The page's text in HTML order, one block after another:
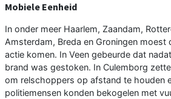
Mobiele Eenheid
In onder meer Haarlem, Zaandam,
Amsterdam, Breda en Groningen moest
actie komen. In Veen gebeurde dat
brand was gestoken. In Culemborg
om relschoppers op afstand te houden
politiemensen konden bekogelen met